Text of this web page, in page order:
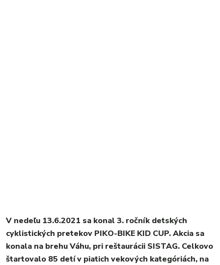
V nedeľu 13.6.2021 sa konal 3. ročník detských
cyklistických pretekov PIKO-BIKE KID CUP. Akcia sa
konala na brehu Váhu, pri reštaurácii SISTAG. Celkovo
štartovalo 85 detí v piatich vekových kategóriách, na